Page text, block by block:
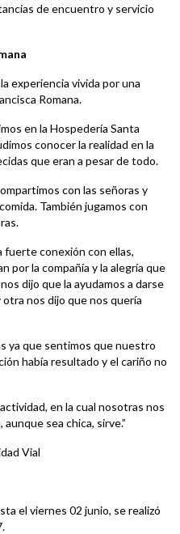
de encuentro y servicio
experiencia vivida por una
Romana.
en la Hospedería Santa
conocer la realidad en la
que eran a pesar de todo.
con las señoras y
También jugamos con
fuerte conexión con ellas,
por la compañía y la alegría que
dijo que la ayudamos a darse
nos dijo que nos quería
ya que sentimos que nuestro
había resultado y el cariño no
en la cual nosotras nos
sea chica, sirve.”
Vial
el viernes 02 junio, se realizó